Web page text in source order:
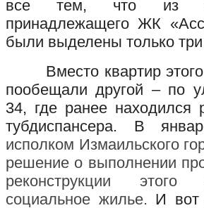
все тем, что из
принадлежащего ЖК
были выделены только
Вместо квартир
пообещали другой – по
34, где ранее находился
тубдиспансера. В
исполком Измаильского
решение о выполнении
реконструкции
социальное жилье. И